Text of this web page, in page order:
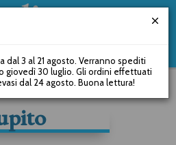
dal 3 al 21 agosto. Verranno spediti
giovedì 30 luglio. Gli ordini effettuati
dal 24 agosto. Buona lettura!